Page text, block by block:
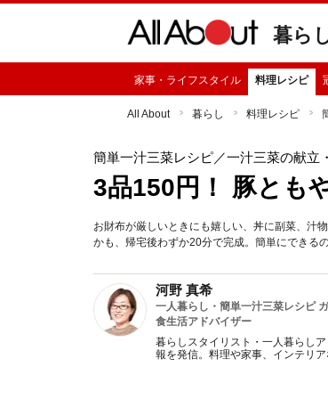
暮ら
家事・ライフスタイル 料理レシピ
All About 暮らし 料理レシピ
簡単一汁三菜レシピ／一汁三菜の献立
3品150円！ 豚とも
お財布が厳しいときにも嬉しい、丼に副菜、汁
かも、帰宅後わずか20分で完成。簡単にできる
河野 真希
一人暮らし・簡単一汁三菜レシピ
食生活アドバイザー
暮らしスタイリスト・一人暮らし
報を発信。料理や家事、インテリ